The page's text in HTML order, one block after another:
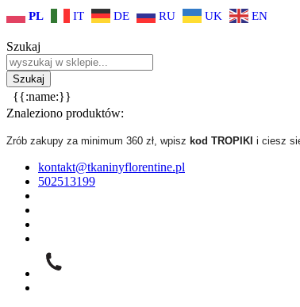
PL IT DE RU UK EN
Szukaj
{{:name:}}
Znaleziono produktów:
Zrób zakupy za minimum 360 zł, wpisz kod TROPIKI i ciesz
kontakt@tkaninyflorentine.pl
502513199